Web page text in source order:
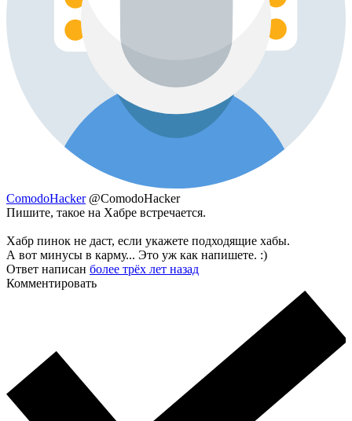
ComodoHacker @ComodoHacker
Пишите, такое на Хабре встречается.
Хабр пинок не даст, если укажете подходящие хабы.
А вот минусы в карму... Это уж как напишете. :)
Ответ написан более трёх лет назад
Комментировать